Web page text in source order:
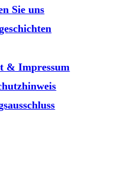
Sie uns
& Impressum